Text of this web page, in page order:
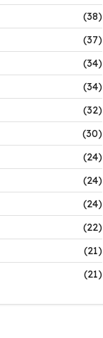
(38)
(37)
(34)
(34)
(32)
(30)
(24)
(24)
(24)
(22)
(21)
(21)